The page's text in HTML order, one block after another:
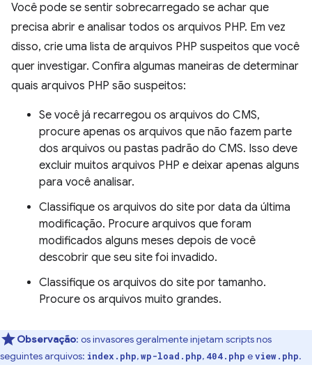
Você pode se sentir sobrecarregado se achar que
precisa abrir e analisar todos os arquivos PHP. Em vez
disso, crie uma lista de arquivos PHP suspeitos que você
quer investigar. Confira algumas maneiras de determinar
quais arquivos PHP são suspeitos:
Se você já recarregou os arquivos do CMS,
procure apenas os arquivos que não fazem parte
dos arquivos ou pastas padrão do CMS. Isso deve
excluir muitos arquivos PHP e deixar apenas alguns
para você analisar.
Classifique os arquivos do site por data da última
modificação. Procure arquivos que foram
modificados alguns meses depois de você
descobrir que seu site foi invadido.
Classifique os arquivos do site por tamanho.
Procure os arquivos muito grandes.
Observação: os invasores geralmente injetam scripts nos
seguintes arquivos: index.php,wp-load.php, 404.php eview.php.